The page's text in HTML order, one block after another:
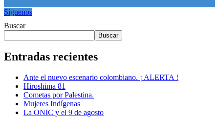
Síguenos
Buscar
Buscar
Entradas recientes
Ante el nuevo escenario colombiano. ¡ ALERTA !
Hiroshima 81
Cometas por Palestina.
Mujeres Indígenas
La ONIC y el 9 de agosto